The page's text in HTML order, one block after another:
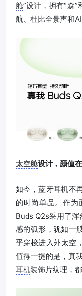
舱”设计，拥有“森
航、 杜比全景声和
太空舱设计，颜值
如今，蓝牙耳机不
的时尚单品。作为
Buds Q2s采用了浑
感的弧形，犹如一
乎穿梭进入外太空
值得一提的是，真
耳机装饰片纹理，